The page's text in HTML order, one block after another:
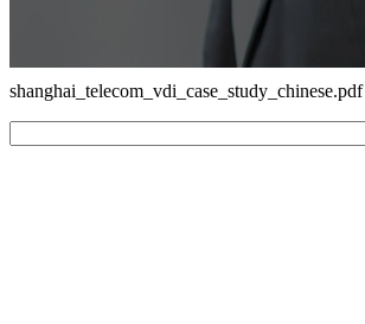
shanghai_telecom_vdi_case_study_chinese.pdf